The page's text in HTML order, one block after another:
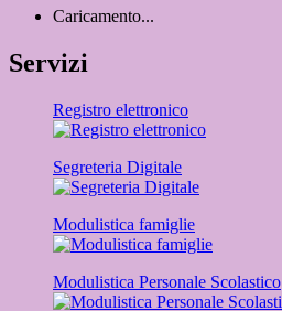
Caricamento...
Servizi
Registro elettronico
Segreteria Digitale
Modulistica famiglie
Modulistica Personale Scolastico